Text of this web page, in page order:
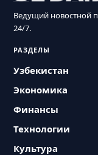
Ведущий новостной
24/7.
РАЗДЕЛЫ
Узбекистан
Экономика
Финансы
Технологии
Культура